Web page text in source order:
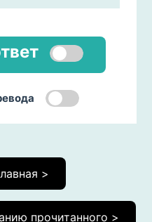
>
прочитанного >